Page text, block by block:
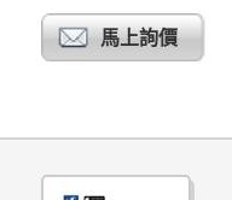
馬上詢價